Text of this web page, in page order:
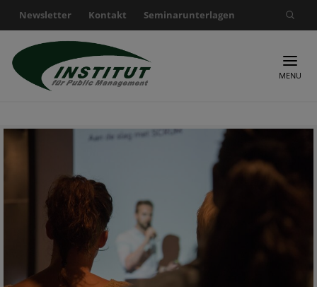
Newsletter Kontakt Seminarunterlagen
Suche nach:
MENU